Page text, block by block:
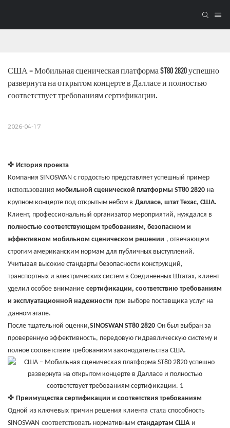
США – Мобильная сценическая платформа ST80 2820 успешно
развернута на открытом концерте в Далласе и полностью
соответствует требованиям сертификации.
2026-04-17
✜ История проекта
Компания SINOSWAN с гордостью представляет успешный пример
использования мобильной сценической платформы ST80 2820 на
крупном концерте под открытым небом в Далласе, штат Техас, США.
Клиент, профессиональный организатор мероприятий, нуждался в
полностью соответствующем требованиям, безопасном и
эффективном мобильном сценическом решении , отвечающем
строгим американским нормам для публичных выступлений.
Учитывая высокие стандарты безопасности конструкций,
транспортных и электрических систем в Соединенных Штатах, клиент
уделил особое внимание сертификации, соответствию требованиям
и эксплуатационной надежности при выборе поставщика услуг на
данном этапе.
После тщательной оценки,SINOSWAN ST80 2820 Он был выбран за
проверенную эффективность, передовую гидравлическую систему и
полное соответствие требованиям законодательства США.
✜ Преимущества сертификации и соответствия требованиям
Одной из ключевых причин решения клиента стала способность
SINOSWAN соответствовать нормативным стандартам США и